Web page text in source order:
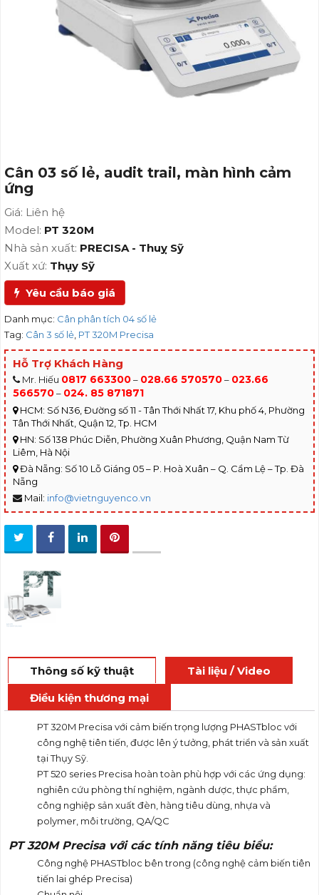
Cân 03 số lẻ, audit trail, màn hình cảm
ứng
Giá: Liên hệ
Model: PT 320M
Nhà sản xuất: PRECISA - Thuỵ Sỹ
Xuất xứ: Thụy Sỹ
Yêu cầu báo giá
Danh mục: Cân phân tích 04 số lẻ
Tag: Cân 3 số lẻ, PT 320M Precisa
Hỗ Trợ Khách Hàng
Mr. Hiếu 0817 663300– 028.66 570570– 023.66
566570– 024. 85 871871
HCM: Số N36, Đường số 11 - Tân Thới Nhất 17, Khu phố 4, Phường
Tân Thới Nhất, Quận 12, Tp. HCM
HN: Số 138 Phúc Diễn, Phường Xuân Phương, Quận Nam Từ
Liêm, Hà Nội
Đà Nẵng: Số 10 Lỗ Giáng 05 – P. Hoà Xuân – Q. Cẩm Lệ – Tp. Đà
Nẵng
Mail: info@vietnguyenco.vn
Thông số kỹ thuật
Tài liệu / Video
Điều kiện thương mại
PT 320M Precisa với cảm biến trọng lượng PHASTbloc với
công nghệ tiên tiến, được lên ý tưởng, phát triển và sản xuất
tại Thụy Sỹ.
PT 520 series Precisa hoàn toàn phù hợp với các ứng dụng:
nghiên cứu phòng thí nghiệm, ngành dược, thực phẩm,
công nghiệp sản xuất đèn, hàng tiêu dùng, nhựa và
polymer, môi trường, QA/QC
PT 320M Precisa với các tính năng tiêu biểu:
Công nghệ PHASTbloc bên trong (công nghệ cảm biến tiên
tiến lai ghép Precisa)